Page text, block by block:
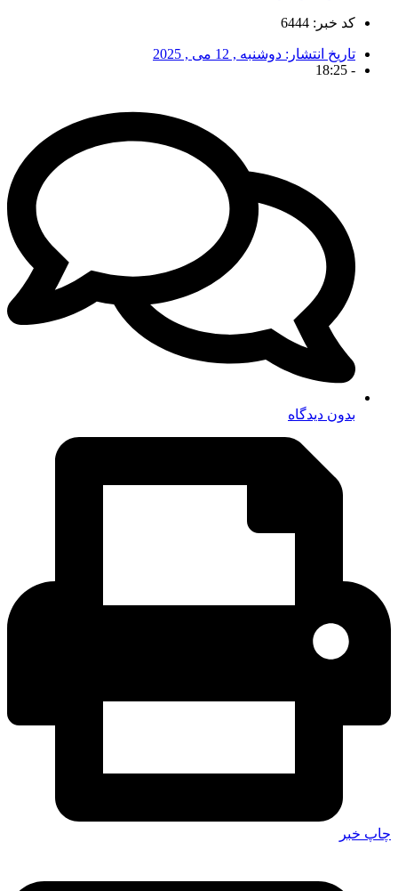
کد خبر: 6444
تاریخ انتشار: دوشنبه , 12 می , 2025
-
18:25
بدون دیدگاه
چاپ خبر